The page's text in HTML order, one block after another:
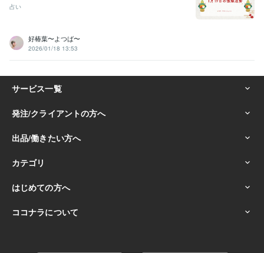
占い
好椿葉〜よつば〜
2026/01/18 13:53